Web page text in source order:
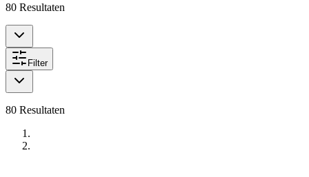
80 Resultaten
Filter
80 Resultaten